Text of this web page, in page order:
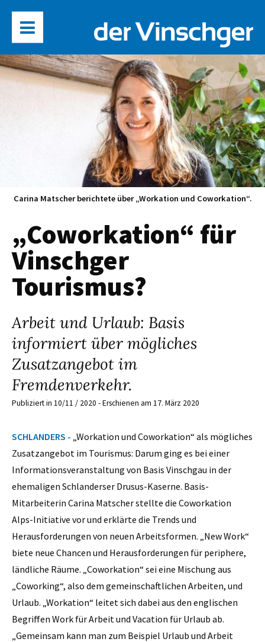
Carina Matscher berichtete über „Workation und Coworkation“.
„Coworkation“ für
Vinschger
Tourismus?
Arbeit und Urlaub: Basis
informiert über mögliches
Zusatzangebot im
Fremdenverkehr.
Publiziert in 10/11 / 2020 - Erschienen am 17. März 2020
SCHLANDERS - „Workation und Coworkation“ als mögliches
Zusatzangebot im Tourismus: Darum ging es bei einer
Informationsveranstaltung von Basis Vinschgau in der
ehemaligen Schlanderser Drusus-Kaserne. Basis-
Mitarbeiterin Carina Matscher stellte die Coworkation
Alps-Initiative vor und erklärte die Trends und
Herausforderungen von neuen Arbeitsformen. „New Work“
biete neue Chancen und Herausforderungen für periphere,
ländliche Räume. „Coworkation“ sei eine Mischung aus
„Coworking“, also dem gemeinschaftlichen Arbeiten, und
Urlaub. „Workation“ leitet sich dabei aus den englischen
Begriffen Work für Arbeit und Vacation für Urlaub ab.
„Gemeinsam kann man zum Beispiel Urlaub und Arbeit